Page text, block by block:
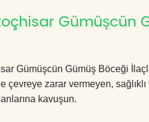
Gümüşcün
Gümüşcün Gümüş Böceği
zarar vermeyen,
kavuşun.